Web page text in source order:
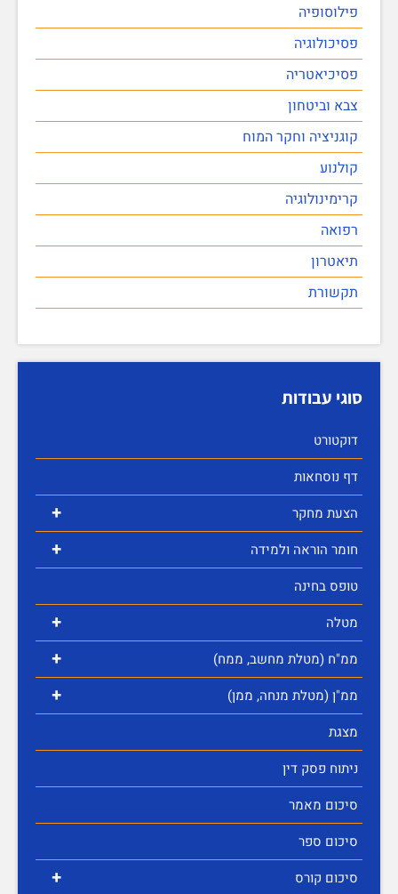
פילוסופיה
פסיכולוגיה
פסיכיאטריה
צבא וביטחון
קוגניציה וחקר המוח
קולנוע
קרימינולוגיה
רפואה
תיאטרון
תקשורת
סוגי עבודות
דוקטורט
דף נוסחאות
+ הצעת מחקר
+
חומר הוראה ולמידה
טופס בחינה
+ מטלה
+ ממ"ח (מטלת מחשב, ממח)
+
ממ"ן (מטלת מנחה, ממן)
מצגת
ניתוח פסק דין
סיכום מאמר
סיכום ספר
+
סיכום קורס